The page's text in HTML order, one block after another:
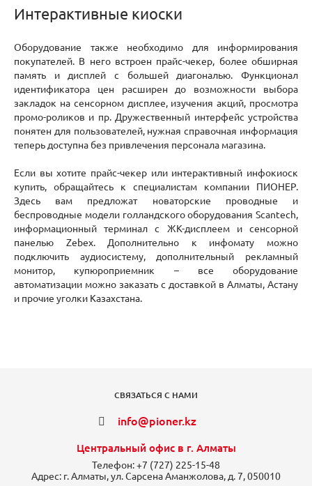
Интерактивные киоски
Оборудование также необходимо для информирования
покупателей. В него встроен прайс-чекер, более обширная
память и дисплей с большей диагональю. Функционал
идентификатора цен расширен до возможности выбора
закладок на сенсорном дисплее, изучения акций, просмотра
промо-роликов и пр. Дружественный интерфейс устройства
понятен для пользователей, нужная справочная информация
теперь доступна без привлечения персонала магазина.
Если вы хотите прайс-чекер или интерактивный инфокиоск
купить, обращайтесь к специалистам компании ПИОНЕР.
Здесь вам предложат новаторские проводные и
беспроводные модели голландского оборудования Scantech,
информационный терминал с ЖК-дисплеем и сенсорной
панелью Zebex. Дополнительно к инфомату можно
подключить аудиосистему, дополнительный рекламный
монитор, купюроприемник – все оборудование
автоматизации можно заказать с доставкой в Алматы, Астану
и прочие уголки Казахстана.
СВЯЗАТЬСЯ С НАМИ
info@pioner.kz
Центральный офис в г. Алматы
Телефон:+7 (727) 225-15-48
Адрес: г. Алматы, ул. Сарсена Аманжолова, д. 7, 050010